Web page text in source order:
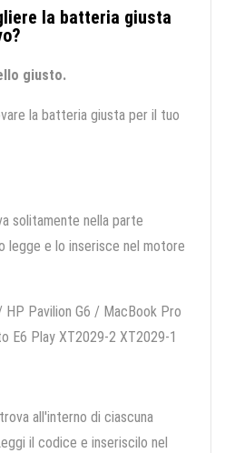
la batteria giusta
giusto.
la batteria giusta per il tuo
solitamente nella parte
legge e lo inserisce nel motore
HP Pavilion G6 / MacBook Pro
E6 Play XT2029-2 XT2029-1
all'interno di ciascuna
il codice e inseriscilo nel